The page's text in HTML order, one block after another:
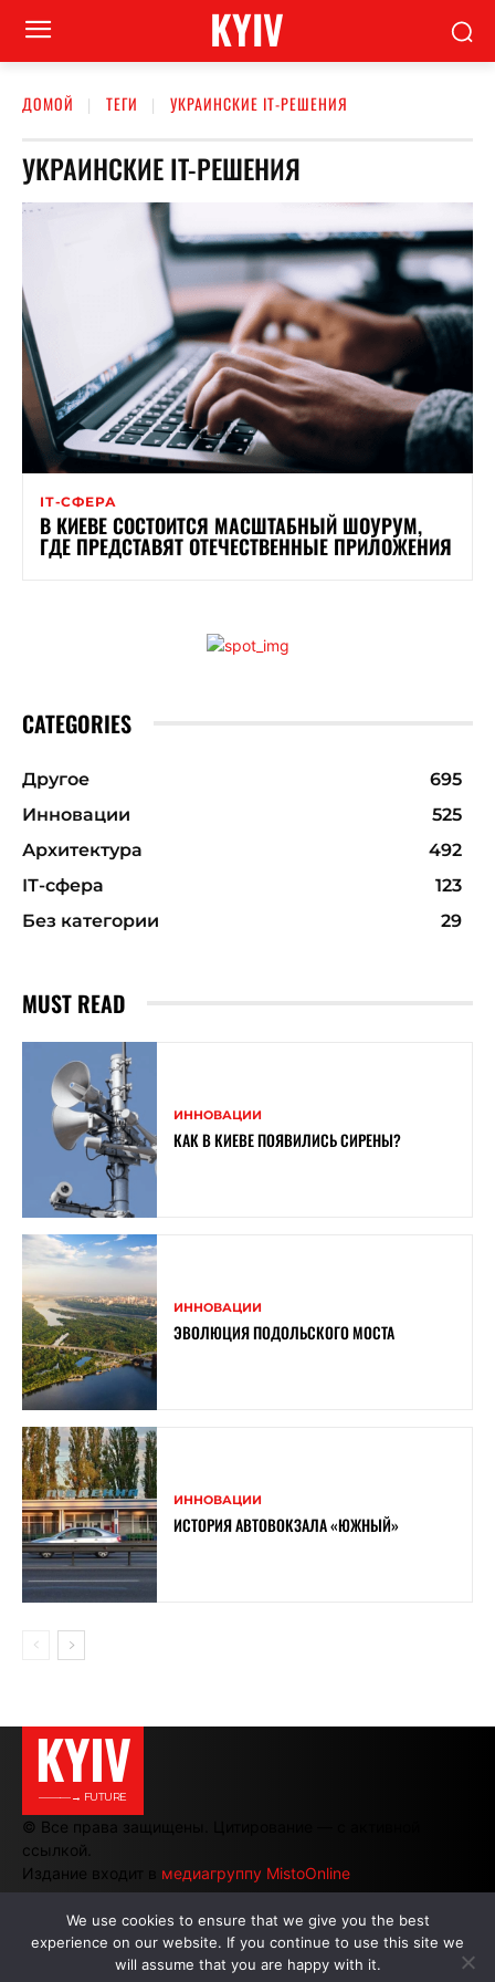
KYIV
ДОМОЙ ТЕГИ УКРАИНСКИЕ IT-РЕШЕНИЯ
УКРАИНСКИЕ IT-РЕШЕНИЯ
ІТ-СФЕРА
В КИЕВЕ СОСТОИТСЯ МАСШТАБНЫЙ ШОУРУМ,
ГДЕ ПРЕДСТАВЯТ ОТЕЧЕСТВЕННЫЕ ПРИЛОЖЕНИЯ
CATEGORIES
Другое
695
Инновации
525
Архитектура
492
ІТ-сфера
123
Без категории
29
MUST READ
ИННОВАЦИИ
КАК В КИЕВЕ ПОЯВИЛИСЬ СИРЕНЫ?
ИННОВАЦИИ
ЭВОЛЮЦИЯ ПОДОЛЬСКОГО МОСТА
ИННОВАЦИИ
ИСТОРИЯ АВТОВОКЗАЛА «ЮЖНЫЙ»
KYIV
———→ FUTURE
© Все права защищены. Цитирование — с активной
ссылкой.
Издание входит в медиагруппу MistoOnline
АВТОРЫ | РЕКЛАМА НА САЙТЕ
We use cookies to ensure that we give you the best
experience on our website. If you continue to use this site we
will assume that you are happy with it.